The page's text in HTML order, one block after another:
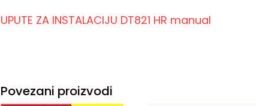
UPUTE ZA INSTALACIJU DT821 HR manual
Povezani proizvodi